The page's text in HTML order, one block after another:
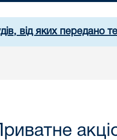
від яких передано